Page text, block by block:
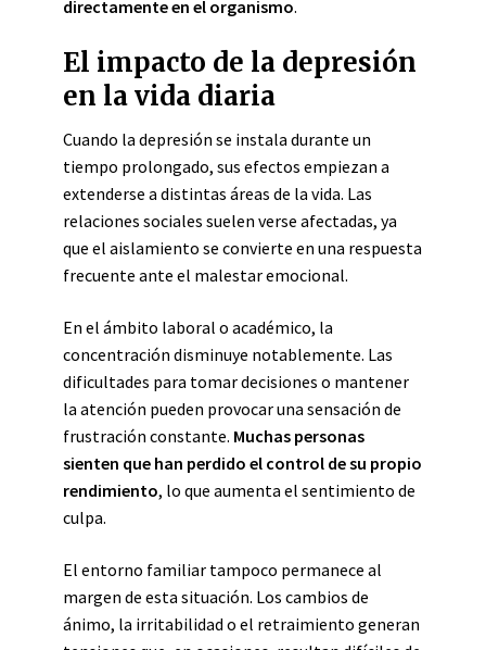
directamente en el organismo.
El impacto de la depresión
en la vida diaria
Cuando la depresión se instala durante un
tiempo prolongado, sus efectos empiezan a
extenderse a distintas áreas de la vida. Las
relaciones sociales suelen verse afectadas, ya
que el aislamiento se convierte en una respuesta
frecuente ante el malestar emocional.
En el ámbito laboral o académico, la
concentración disminuye notablemente. Las
dificultades para tomar decisiones o mantener
la atención pueden provocar una sensación de
frustración constante. Muchas personas
sienten que han perdido el control de su propio
rendimiento, lo que aumenta el sentimiento de
culpa.
El entorno familiar tampoco permanece al
margen de esta situación. Los cambios de
ánimo, la irritabilidad o el retraimiento generan